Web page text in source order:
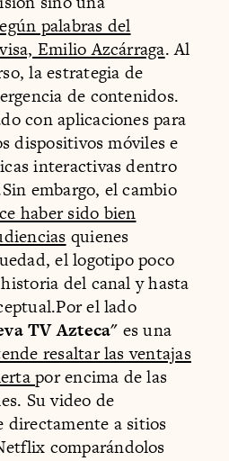
palabras del
Emilio Azcárraga. Al
la estrategia de
de contenidos.
con aplicaciones para
dispositivos móviles e
interactivas dentro
embargo, el cambio
haber sido bien
quienes
el logotipo poco
del canal y hasta
el lado
TV Azteca" es una
resaltar las ventajas
por encima de las
Su video de
directamente a sitios
comparándolos